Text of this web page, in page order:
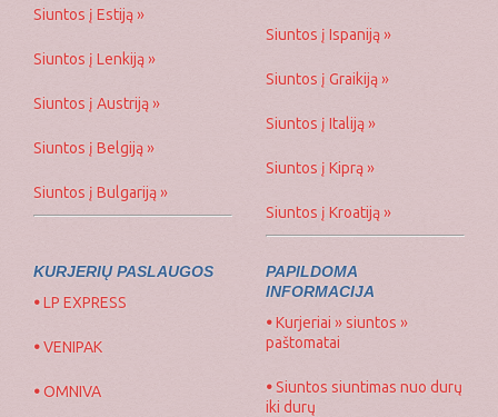
Siuntos į Estiją »
Siuntos į Lenkiją »
Siuntos į Austriją »
Siuntos į Belgiją »
Siuntos į Bulgariją »
Siuntos į Ispaniją »
Siuntos į Graikiją »
Siuntos į Italiją »
Siuntos į Kiprą »
Siuntos į Kroatiją »
KURJERIŲ PASLAUGOS
•LP EXPRESS
•VENIPAK
•OMNIVA
PAPILDOMA
INFORMACIJA
•Kurjeriai » siuntos »
paštomatai
•Siuntos siuntimas nuo durų
iki durų